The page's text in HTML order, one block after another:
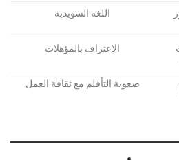
اللغة السويدية
الاعتراف بالمؤهلات
صعوبة التأقلم مع ثقافة العمل